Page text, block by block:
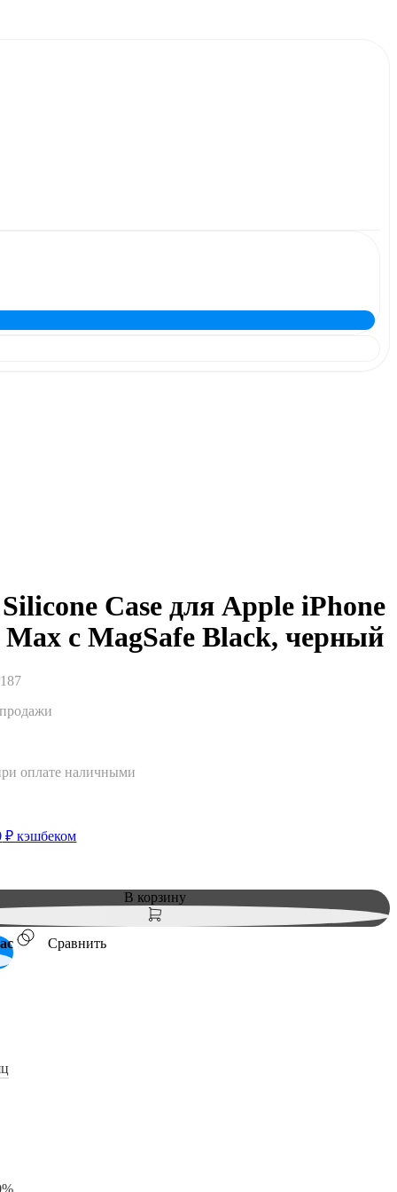
Case для Apple iPhone
Max с MagSafe Black, черный
оплате наличными
₽ кэшбеком
В корзину
Сравнить